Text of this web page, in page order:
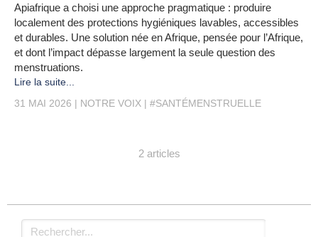
Apiafrique a choisi une approche pragmatique : produire
localement des protections hygiéniques lavables, accessibles
et durables. Une solution née en Afrique, pensée pour l’Afrique,
et dont l’impact dépasse largement la seule question des
menstruations.
Lire la suite...
31 MAI 2026
NOTRE VOIX #SANTÉMENSTRUELLE
2 articles
Rechercher